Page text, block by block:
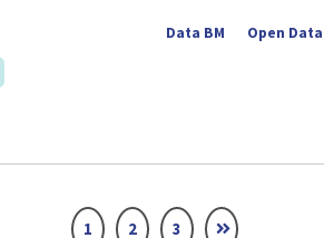
Open Data
Data BM
1 2 3